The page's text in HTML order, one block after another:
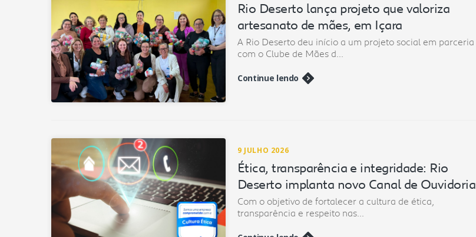
Rio Deserto lança projeto que valoriza
artesanato de mães, em Içara
A Rio Deserto deu início a um projeto social em parceria
com o Clube de Mães d...
Continue lendo
9 JULHO 2026
Ética, transparência e integridade: Rio
Deserto implanta novo Canal de Ouvidoria
Com o objetivo de fortalecer a cultura de ética,
transparência e respeito nas...